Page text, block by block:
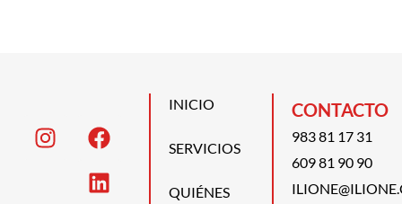
INICIO
SERVICIOS
QUIÉNES
CONTACTO
983 81 17 31
609 81 90 90